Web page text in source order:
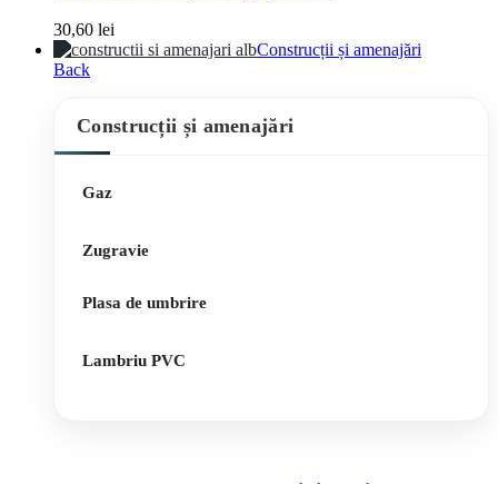
30,60 lei
Construcții și amenajări
Back
Construcții și amenajări
Gaz
Zugravie
Plasa de umbrire
Lambriu PVC